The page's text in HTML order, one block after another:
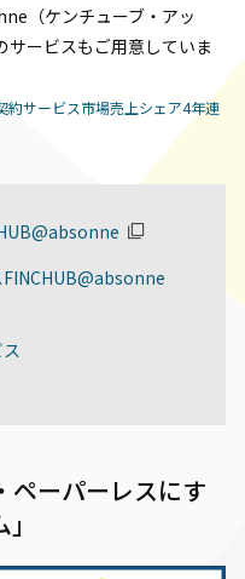
（ケンチューブ・アッ
サービスもご用意していま
約サービス市場売上シェア4年連
ペーパーレスにす